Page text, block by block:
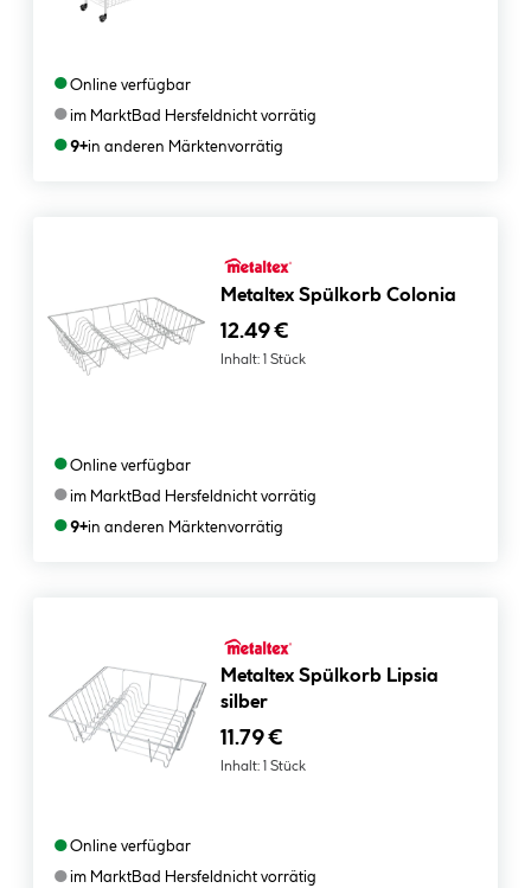
●Online verfügbar
●im MarktBad Hersfeldnicht vorrätig
●9+in anderen Märktenvorrätig
Metaltex Spülkorb Colonia
12.49 €
Inhalt: 1 Stück
●Online verfügbar
●im MarktBad Hersfeldnicht vorrätig
●9+in anderen Märktenvorrätig
Metaltex Spülkorb Lipsia
silber
11.79 €
Inhalt: 1 Stück
●Online verfügbar
●im MarktBad Hersfeldnicht vorrätig